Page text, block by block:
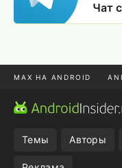
Чат
MAX НА ANDROID
MAX ИЗ RUSTORE
Темы Авторы